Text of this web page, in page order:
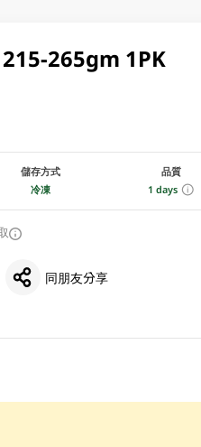
265gm 1PK
儲存方式
冷凍
品質
1 days
同朋友分享